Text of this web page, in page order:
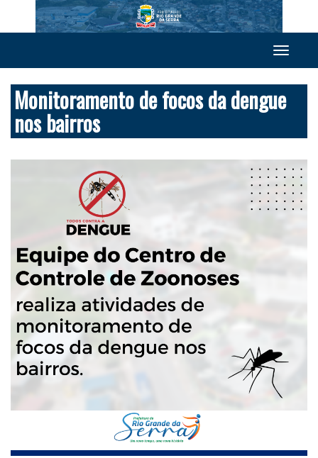
Toggle
navigation
Monitoramento de focos da dengue
nos bairros